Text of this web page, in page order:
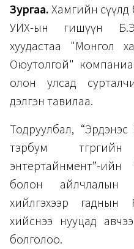
Зургаа.Хамгийн сүүлд
УИХ-ын гишүүн
хуудастаа "Монгол
Оюутолгой"
олон улсад
дэлгэн тавилаа.
Тодруулбал,
тэрбум
энтертайнмент”-
болон айлчлалын
хийлгэхээр гаднын
хийснээ нууцад
болголоо.